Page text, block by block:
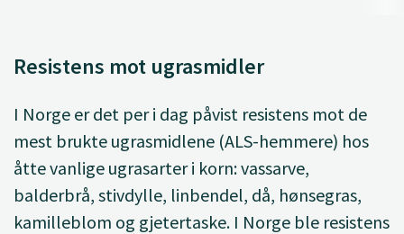
Resistens mot ugrasmidler
I Norge er det per i dag påvist resistens mot de
mest brukte ugrasmidlene (ALS-hemmere) hos
åtte vanlige ugrasarter i korn: vassarve,
balderbrå, stivdylle, linbendel, då, hønsegras,
kamilleblom og gjetertaske. I Norge ble resistens